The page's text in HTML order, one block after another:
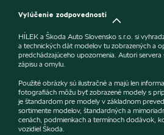
Vylúčenie zodpovednosti
HÍLEK a Škoda Auto Slovensko s.r.o. si
a technických dát modelov tu zobrazených a
predchádzajúceho upozornenia. Autori
zápisu a omylu.
Použité obrázky sú ilustračné a majú len
fotografiách môžu byť zobrazené modely s
je štandardom pre modely v základnom
sortimente modelov, štandardných a
cenách, podmienkach a termínoch dodávok,
vozidiel Škoda.